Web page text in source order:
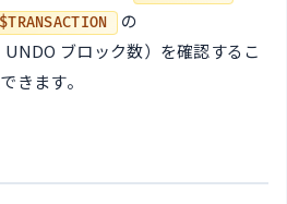
の
ブロック数）を確認するこ
きます。